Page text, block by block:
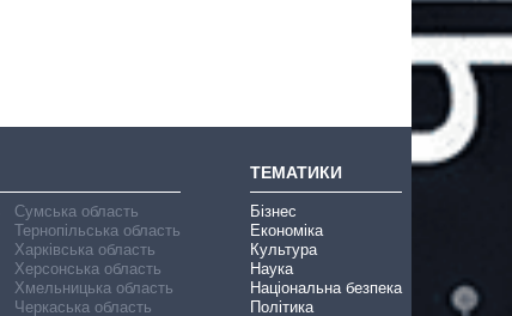
Сумська область
Тернопільська область
Харківська область
Херсонська область
Хмельницька область
Черкаська область
ТЕМАТИКИ
Бізнес
Економіка
Культура
Наука
Національна безпека
Політика